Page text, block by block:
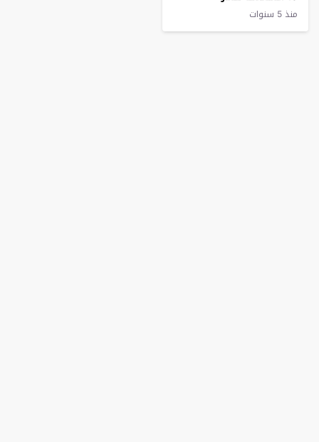
منذ 5 سنوات